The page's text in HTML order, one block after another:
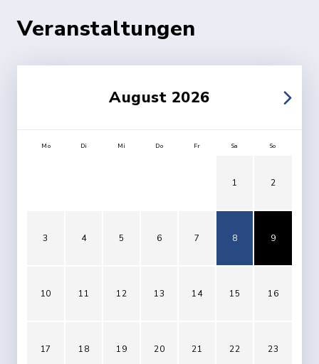
Veranstaltungen
August 2026
Mo Di Mi Do Fr Sa So
1 2
3 4 5 6 7 8 9
10 11 12 13 14 15 16
17 18 19 20 21 22 23